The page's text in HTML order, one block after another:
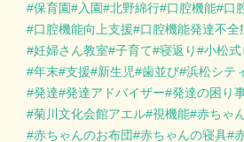
保育園
入園 北野綿行 口腔機能 口
口腔機能向上支援
口腔機能発達不全
妊婦さん教室 子育て 寝返り
小松
年末 支援 新生児 歯並び 浜松シテ
発達 発達アドバイザー 発達の困り
菊川文化会館アエル 視機能 赤ちゃ
赤ちゃんのお布団
赤ちゃんの寝具